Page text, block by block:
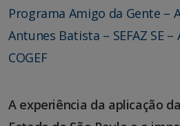
Programa Amigo da Gente –
Antunes Batista – SEFAZ SE –
COGEF
A experiência da aplicação